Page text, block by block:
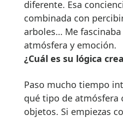
diferente. Esa
combinada con
arboles… Me
atmósfera y emoción.
¿Cuál es su lógica
Paso mucho tiempo
qué tipo de atmósfera
objetos. Si empiezas